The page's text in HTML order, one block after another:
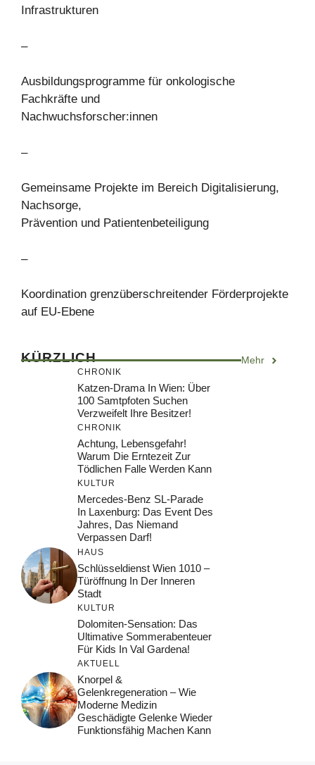
Infrastrukturen
–
Ausbildungsprogramme für onkologische
Fachkräfte und
Nachwuchsforscher:innen
–
Gemeinsame Projekte im Bereich Digitalisierung,
Nachsorge,
Prävention und Patientenbeteiligung
–
Koordination grenzüberschreitender Förderprojekte
auf EU-Ebene
KÜRZLICH Mehr
CHRONIK
Katzen-Drama In Wien: Über
100 Samtpfoten Suchen
Verzweifelt Ihre Besitzer!
CHRONIK
Achtung, Lebensgefahr!
Warum Die Erntezeit Zur
Tödlichen Falle Werden Kann
KULTUR
Mercedes-Benz SL-Parade
In Laxenburg: Das Event Des
Jahres, Das Niemand
Verpassen Darf!
HAUS
Schlüsseldienst Wien 1010 –
Türöffnung In Der Inneren
Stadt
KULTUR
Dolomiten-Sensation: Das
Ultimative Sommerabenteuer
Für Kids In Val Gardena!
AKTUELL
Knorpel &
Gelenkregeneration – Wie
Moderne Medizin
Geschädigte Gelenke Wieder
Funktionsfähig Machen Kann